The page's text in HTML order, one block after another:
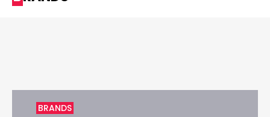
BRANDS